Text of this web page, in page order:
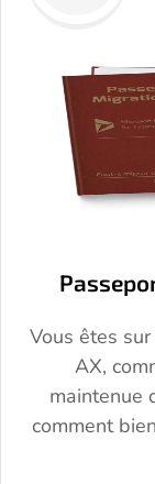
Vous êtes
AX,
maintenue
comment